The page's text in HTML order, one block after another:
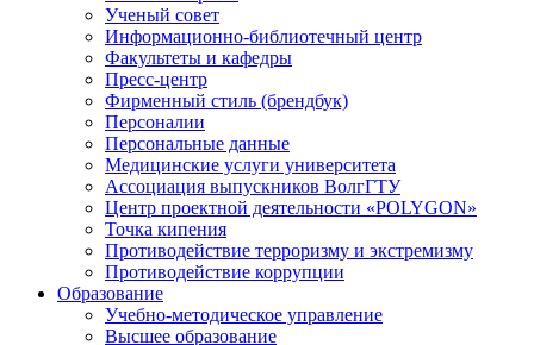
Ученый совет
Информационно-библиотечный центр
Факультеты и кафедры
Пресс-центр
Фирменный стиль (брендбук)
Персоналии
Персональные данные
Медицинские услуги университета
Ассоциация выпускников ВолгГТУ
Центр проектной деятельности «POLYGON»
Точка кипения
Противодействие терроризму и экстремизму
Противодействие коррупции
Образование
Учебно-методическое управление
Высшее образование